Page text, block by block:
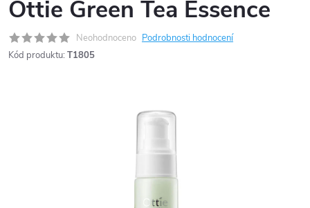
Ottie Green Tea Essence
Neohodnoceno Podrobnosti hodnocení
Kód produktu: T1805